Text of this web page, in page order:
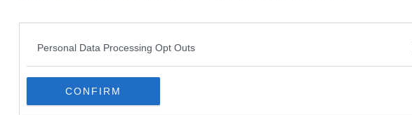
Personal Data Processing Opt Outs
CONFIRM
della Toscana iscriviti alla
20:00 direttamente nella tua casella di posta.